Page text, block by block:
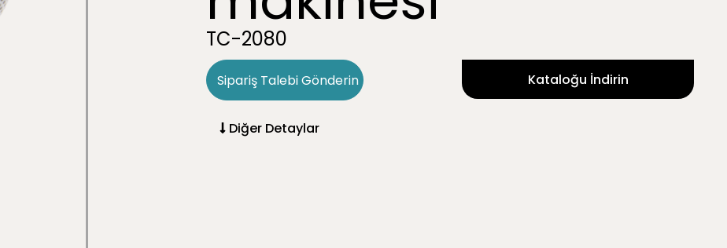
TC-2080
Sipariş Talebi Gönderin Kataloğu İndirin
Diğer Detaylar